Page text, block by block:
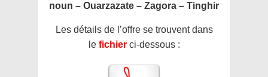
noun – Ouarzazate – Zagora – Tinghir
Les détails de l’offre se trouvent dans
le fichier ci-dessous :